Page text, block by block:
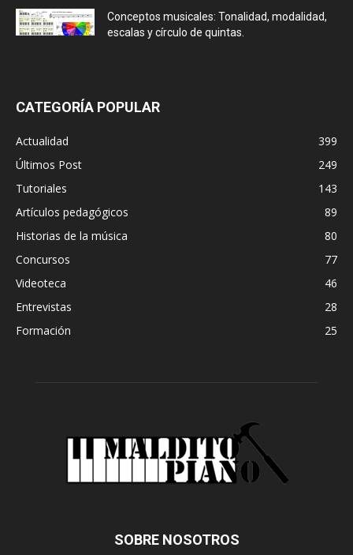
Conceptos musicales: Tonalidad, modalidad,
escalas y círculo de quintas.
CATEGORÍA POPULAR
Actualidad
399
Últimos Post
249
Tutoriales
143
Artículos pedagógicos
89
Historias de la música
80
Concursos
77
Videoteca
46
Entrevistas
28
Formación
25
SOBRE NOSOTROS